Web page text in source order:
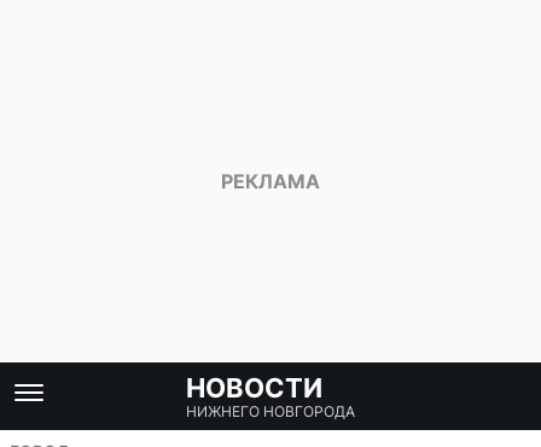
НОВОСТИ
НИЖНЕГО НОВГОРОДА